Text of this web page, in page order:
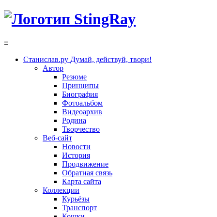
≡
Станислав.ру Думай, действуй, твори!
Автор
Резюме
Принципы
Биография
Фотоальбом
Видеоархив
Родина
Творчество
Веб-сайт
Новости
История
Продвижение
Обратная связь
Карта сайта
Коллекции
Курьёзы
Транспорт